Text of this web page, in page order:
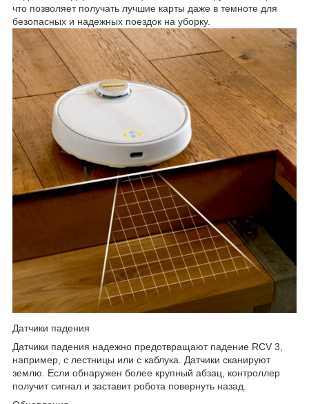
что позволяет получать лучшие карты даже в темноте для
безопасных и надежных поездок на уборку.
Датчики падения
Датчики падения надежно предотвращают падение RCV 3,
например, с лестницы или с каблука. Датчики сканируют
землю. Если обнаружен более крупный абзац, контроллер
получит сигнал и заставит робота повернуть назад.